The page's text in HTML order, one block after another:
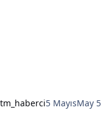
tm_haberci5 MayısMay 5